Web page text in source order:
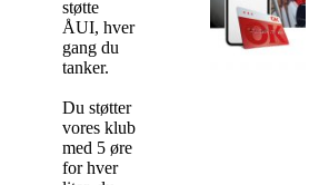
støtte
ÅUI, hver
gang du
tanker.
Du støtter
vores klub
med 5 øre
for hver